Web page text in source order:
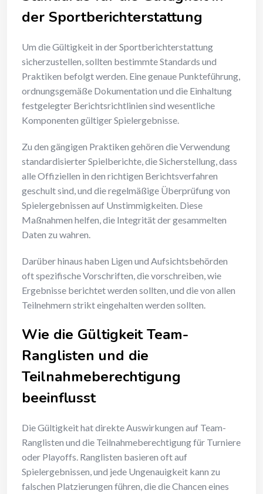
der Sportberichterstattung
Um die Gültigkeit in der Sportberichterstattung
sicherzustellen, sollten bestimmte Standards und
Praktiken befolgt werden. Eine genaue Punkteführung,
ordnungsgemäße Dokumentation und die Einhaltung
festgelegter Berichtsrichtlinien sind wesentliche
Komponenten gültiger Spielergebnisse.
Zu den gängigen Praktiken gehören die Verwendung
standardisierter Spielberichte, die Sicherstellung, dass
alle Offiziellen in den richtigen Berichtsverfahren
geschult sind, und die regelmäßige Überprüfung von
Spielergebnissen auf Unstimmigkeiten. Diese
Maßnahmen helfen, die Integrität der gesammelten
Daten zu wahren.
Darüber hinaus haben Ligen und Aufsichtsbehörden
oft spezifische Vorschriften, die vorschreiben, wie
Ergebnisse berichtet werden sollten, und die von allen
Teilnehmern strikt eingehalten werden sollten.
Wie die Gültigkeit Team-
Ranglisten und die
Teilnahmeberechtigung
beeinflusst
Die Gültigkeit hat direkte Auswirkungen auf Team-
Ranglisten und die Teilnahmeberechtigung für Turniere
oder Playoffs. Ranglisten basieren oft auf
Spielergebnissen, und jede Ungenauigkeit kann zu
falschen Platzierungen führen, die die Chancen eines